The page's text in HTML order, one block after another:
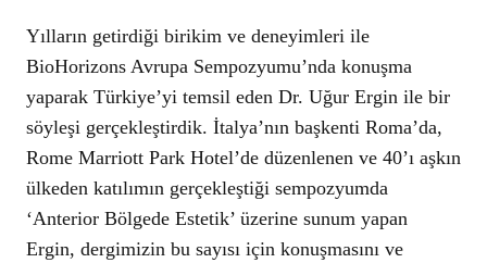
Yılların getirdiği birikim ve deneyimleri ile
BioHorizons Avrupa Sempozyumu’nda konuşma
yaparak Türkiye’yi temsil eden Dr. Uğur Ergin ile bir
söyleşi gerçekleştirdik. İtalya’nın başkenti Roma’da,
Rome Marriott Park Hotel’de düzenlenen ve 40’ı aşkın
ülkeden katılımın gerçekleştiği sempozyumda
‘Anterior Bölgede Estetik’ üzerine sunum yapan
Ergin, dergimizin bu sayısı için konuşmasını ve